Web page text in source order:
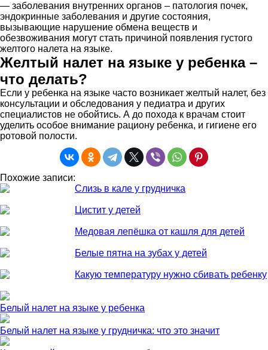
— заболевания внутренних органов – патология почек,
эндокринные заболевания и другие состояния,
вызывающие нарушение обмена веществ и
обезвоживания могут стать причиной появления густого
желтого налета на языке.
Желтый налет на языке у ребенка –
что делать?
Если у ребенка на языке часто возникает желтый налет, без
консультации и обследования у педиатра и других
специалистов не обойтись. А до похода к врачам стоит
уделить особое внимание рациону ребенка, и гигиене его
ротовой полости.
Похожие записи:
Слизь в кале у грудничка
Цистит у детей
Медовая лепёшка от кашля для детей
Белые пятна на зубах у детей
Какую температуру нужно сбивать ребенку
Белый налет на языке у ребенка
Белый налет на языке у грудничка: что это значит